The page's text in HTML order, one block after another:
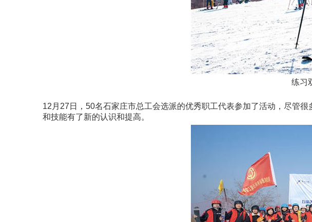
练习
12月27日，50名石家庄市总工会选派的优秀职工代表参加了活动，尽管
和技能有了新的认识和提高。